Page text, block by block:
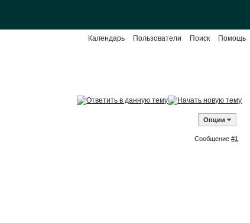
Помощь
Поиск
Пользователи
Календарь
Опции
Сообщение#1